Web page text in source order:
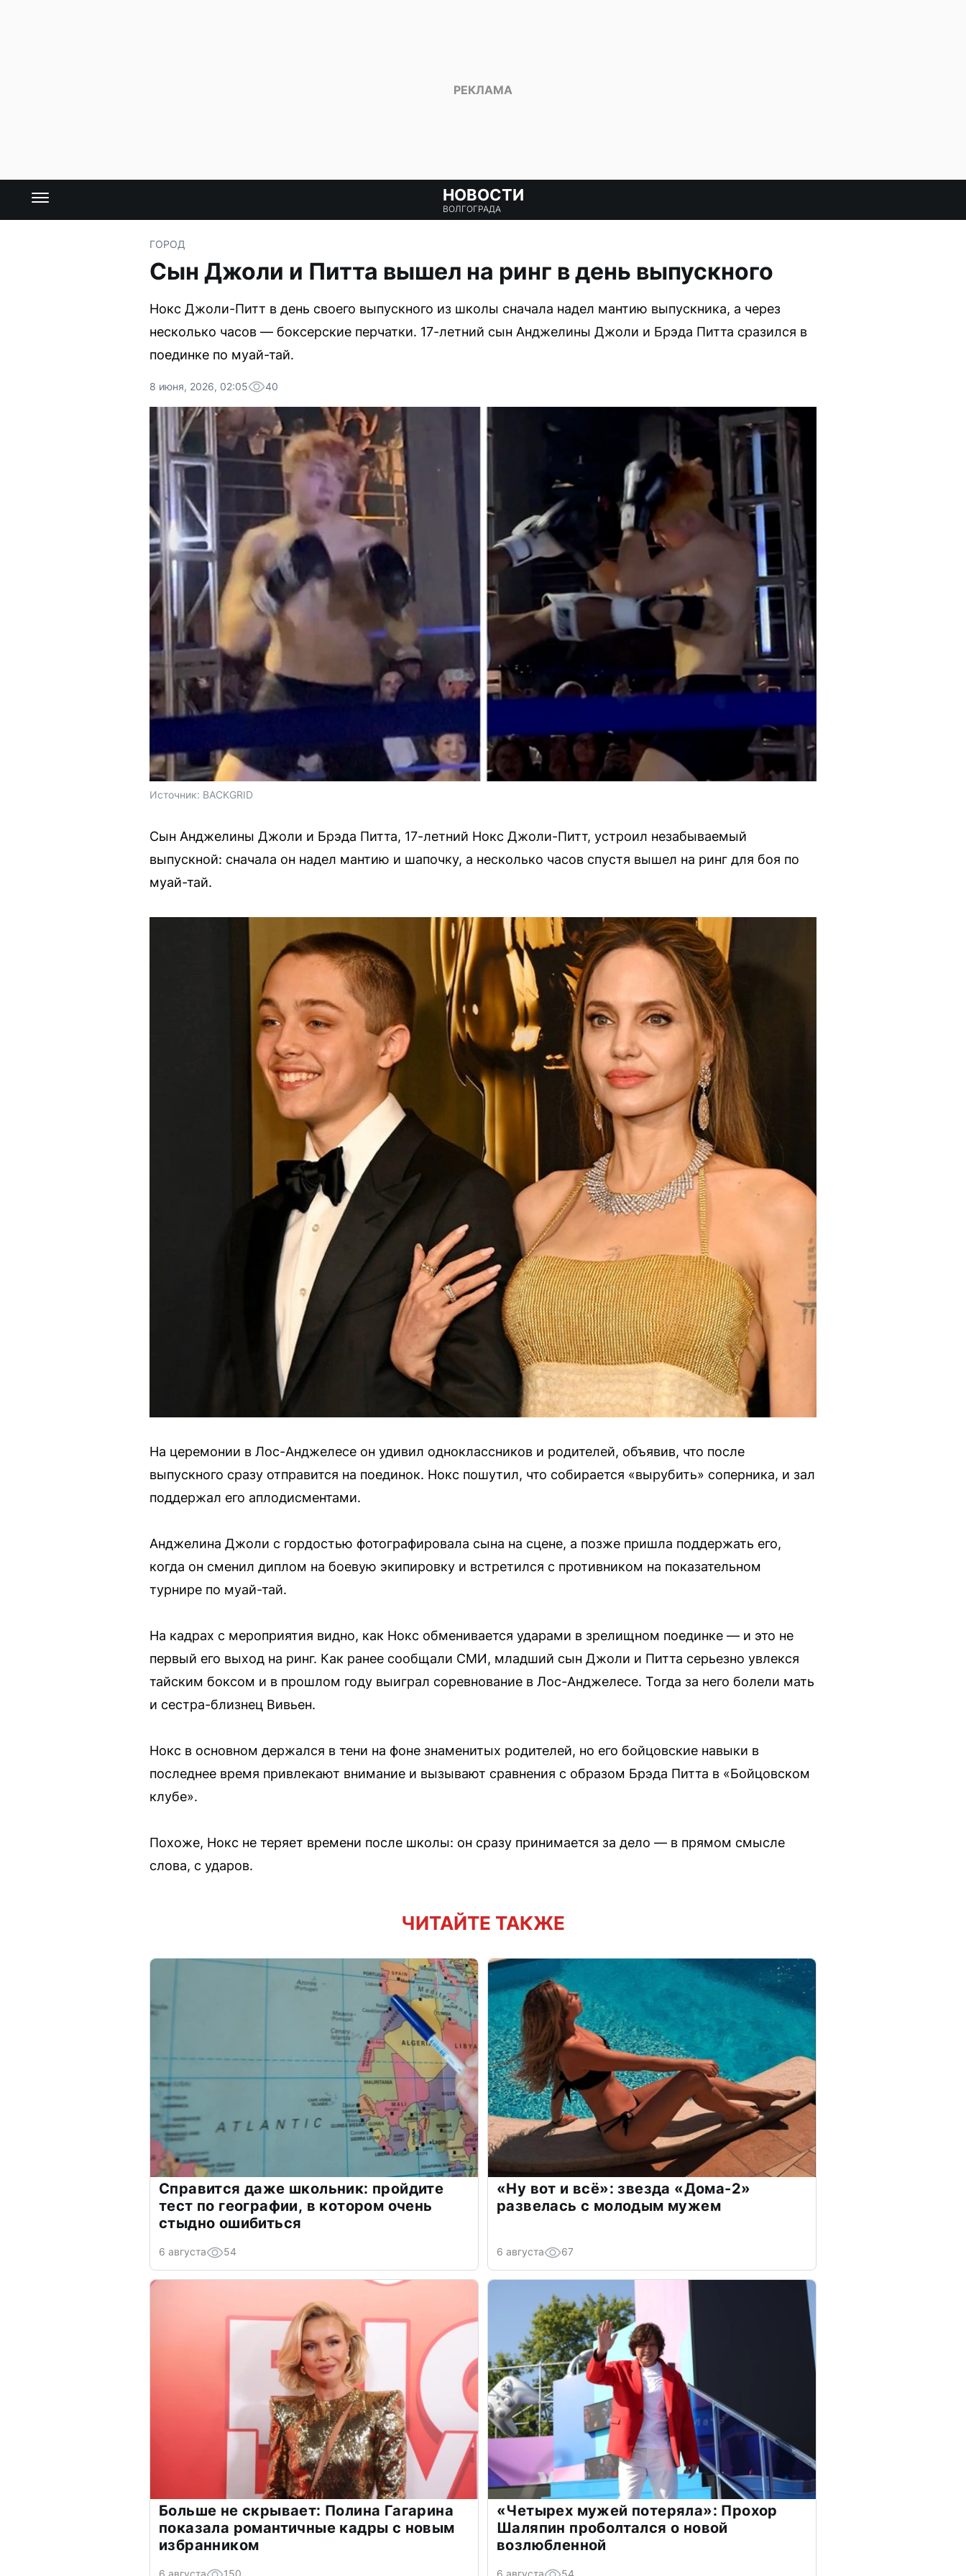
НОВОСТИ
ВОЛГОГРАДА
ГОРОД
Сын Джоли и Питта вышел на ринг в день выпускного
Нокс Джоли-Питт в день своего выпускного из школы сначала надел мантию выпускника, а через
несколько часов — боксерские перчатки. 17-летний сын Анджелины Джоли и Брэда Питта сразился в
поединке по муай-тай.
8 июня, 2026, 02:05 40
Источник: BACKGRID
Сын Анджелины Джоли и Брэда Питта, 17-летний Нокс Джоли-Питт, устроил незабываемый
выпускной: сначала он надел мантию и шапочку, а несколько часов спустя вышел на ринг для боя по
муай-тай.
На церемонии в Лос-Анджелесе он удивил одноклассников и родителей, объявив, что после
выпускного сразу отправится на поединок. Нокс пошутил, что собирается «вырубить» соперника, и зал
поддержал его аплодисментами.
Анджелина Джоли с гордостью фотографировала сына на сцене, а позже пришла поддержать его,
когда он сменил диплом на боевую экипировку и встретился с противником на показательном
турнире по муай-тай.
На кадрах с мероприятия видно, как Нокс обменивается ударами в зрелищном поединке — и это не
первый его выход на ринг. Как ранее сообщали СМИ, младший сын Джоли и Питта серьезно увлекся
тайским боксом и в прошлом году выиграл соревнование в Лос-Анджелесе. Тогда за него болели мать
и сестра-близнец Вивьен.
Нокс в основном держался в тени на фоне знаменитых родителей, но его бойцовские навыки в
последнее время привлекают внимание и вызывают сравнения с образом Брэда Питта в «Бойцовском
клубе».
Похоже, Нокс не теряет времени после школы: он сразу принимается за дело — в прямом смысле
слова, с ударов.
ЧИТАЙТЕ ТАКЖЕ
Справится даже школьник: пройдите
тест по географии, в котором очень
стыдно ошибиться
6 августа 54
«Ну вот и всё»: звезда «Дома-2»
развелась с молодым мужем
6 августа 67
Больше не скрывает: Полина Гагарина
показала романтичные кадры с новым
избранником
6 августа 150
«Четырех мужей потеряла»: Прохор
Шаляпин проболтался о новой
возлюбленной
6 августа 54